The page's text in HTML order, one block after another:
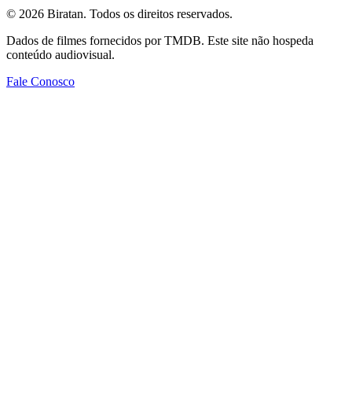
© 2026 Biratan. Todos os direitos reservados.
Dados de filmes fornecidos por TMDB. Este site não hospeda
conteúdo audiovisual.
Fale Conosco